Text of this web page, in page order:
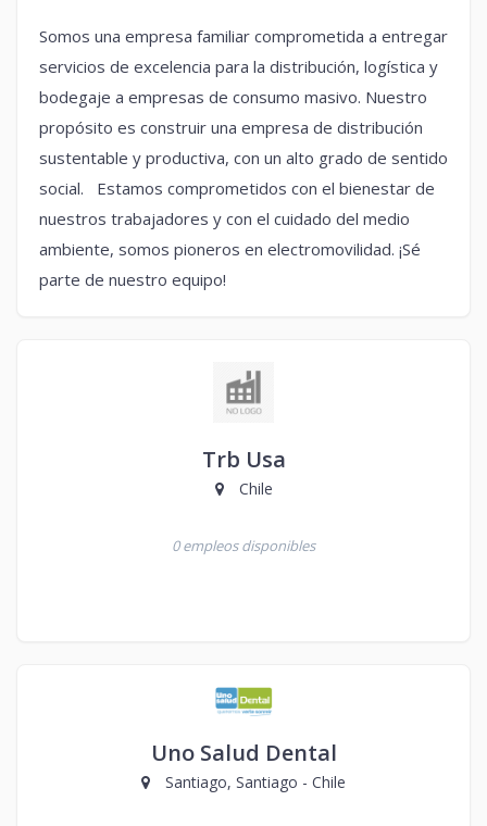
Somos una empresa familiar comprometida a entregar
servicios de excelencia para la distribución, logística y
bodegaje a empresas de consumo masivo. Nuestro
propósito es construir una empresa de distribución
sustentable y productiva, con un alto grado de sentido
social. Estamos comprometidos con el bienestar de
nuestros trabajadores y con el cuidado del medio
ambiente, somos pioneros en electromovilidad. ¡Sé
parte de nuestro equipo!
Trb Usa
Chile
0 empleos disponibles
Uno Salud Dental
Santiago, Santiago - Chile